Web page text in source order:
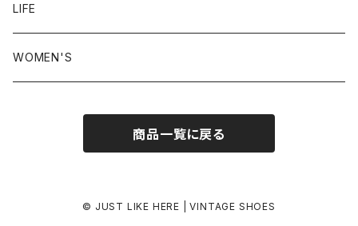
24.5-25.0 cm
25.0-25.5 cm
26.0-26.5 cm
26.5-27.0 cm
LIFE
WOMEN'S
商品一覧に戻る
© JUST LIKE HERE | VINTAGE SHOES